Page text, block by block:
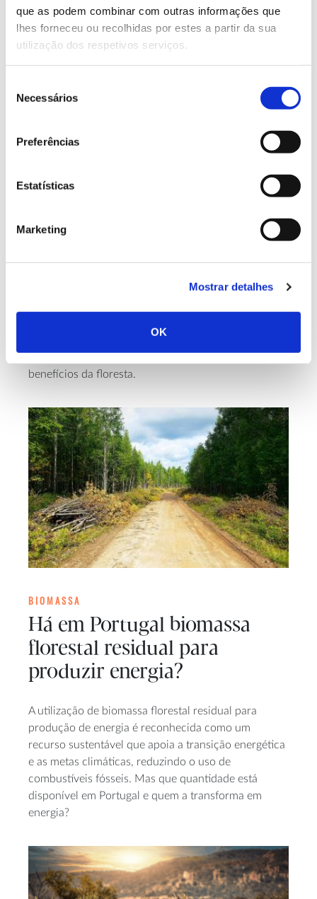
que as podem combinar com outras informações que
lhes forneceu ou recolhidas por estes a partir da sua
utilização dos respetivos serviços.
Necessários
Preferências
Estatísticas
Marketing
Mostrar detalhes
OK
Energia renovável: biomassa
assegurou mais de 40% da
Os ecossistemas rurais são a principal fonte de
diminui a dependência nacional de combustíveis
benefícios da floresta.
BIOMASSA
Há em Portugal biomassa
florestal residual para
produzir energia?
A utilização de biomassa florestal residual para
produção de energia é reconhecida como um
recurso sustentável que apoia a transição energética
e as metas climáticas, reduzindo o uso de
combustíveis fósseis. Mas que quantidade está
disponível em Portugal e quem a transforma em
energia?